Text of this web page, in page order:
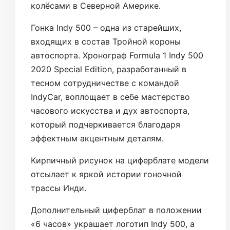
колёсами в Северной Америке.
Гонка Indy 500 – одна из старейших,
входящих в состав Тройной короны
автоспорта. Хронограф Formula 1 Indy 500
2020 Special Edition, разработанный в
тесном сотрудничестве с командой
IndyCar, воплощает в себе мастерство
часового искусства и дух автоспорта,
который подчеркивается благодаря
эффектным акцентным деталям.
Кирпичный рисунок на циферблате модели
отсылает к яркой истории гоночной
трассы Инди.
Дополнительный циферблат в положении
«6 часов» украшает логотип Indy 500, а